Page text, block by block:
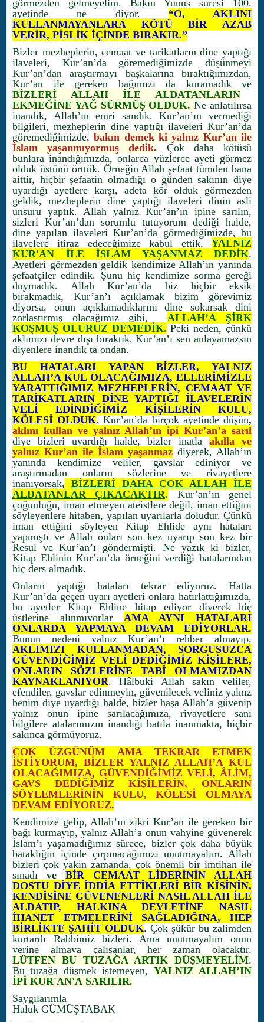
görmezden gelmeyelim. Bakın Yunus suresi 100.
ayetinde ne diyor. “O, AKLINI
KULLANMAYANLARA KÖTÜ BİR AZAB
VERİR, PİSLİK İÇİNDE BIRAKIR.”
Bizler mezheplerin, cemaat ve tarikatların dine yaptığı
ilaveleri, Kur’an’da göremediğimizde düşünmeyi
Kur’an’dan araştırmayı başkalarına bıraktığımızdan,
Kur’an ile gereken bağımızı da kuramadık ve
BİZLERİ ALLAH İLE ALDATANLARIN
EKMEĞİNE YAĞ SÜRMÜŞ OLDUK.Ne anlatılırsa
inandık, Allah’ın emri sandık. Kur’an’ın vermediği
bilgileri, mezheplerin dine yaptığı ilaveleri Kur’an’da
göremediğimizde,bakın demek ki yalnız Kur’an ile
İslam yaşanmıyormuş dedik. Çok daha kötüsü
bunlara inandığımızda, onlarca yüzlerce ayeti görmez
olduk üstünü örttük. Örneğin Allah şefaat tümden bana
aittir, hiçbir şefaatin olmadığı o günden sakının diye
uyardığı ayetlere karşı, adeta kör olduk görmezden
geldik, mezheplerin dine yaptığı ilaveleri dinin asli
unsuru yaptık. Allah yalnız Kur’an’ın ipine sarılın,
sizleri Kur’an’dan sorumlu tutuyorum dediği halde,
dine yapılan ilaveleri Kur’an’da görmediğimizde, bu
ilavelere itiraz edeceğimize kabul ettik, YALNIZ
KUR'AN İLE İSLAM YAŞANMAZ DEDİK.
Ayetleri görmezden geldik kendimize Allah’ın yanında
şefaatçiler edindik. Şunu hiç kendimize sorma gereği
duymadık. Allah Kur’an’da biz hiçbir eksik
bırakmadık, Kur’an’ı açıklamak bizim görevimiz
diyorsa, onun açıklamadıklarını dine sokarsak dini
zorlaştırmış olacağımız gibi,ALLAH’A ŞİRK
KOŞMUŞ OLURUZ DEMEDİK. Peki neden, çünkü
aklımızı devre dışı bıraktık, Kur’an’ı sen anlayamazsın
diyenlere inandık ta ondan.
BU HATALARI YAPAN BİZLER, YALNIZ
ALLAH’A KUL OLACAĞIMIZA, ELLERİMİZLE
YARATTIĞIMIZ MEZHEPLERİN, CEMAAT VE
TARİKATLARIN DİNE YAPTIĞI İLAVELERİN
VELİ EDİNDİĞİMİZ KİŞİLERİN KULU,
KÖLESİ OLDUK. Kur’an’da birçok ayetinde düşün,
aklını kullan ve yalnız Allah’ın ipi Kur’an’a sarıl
diye bizleri uyardığı halde, bizler inatla akılla ve
yalnız Kur’an ile İslam yaşanmaz diyerek, Allah’ın
yanında kendimize veliler, gavslar ediniyor ve
araştırmadan onların sözlerine ve rivayetlere
inanıyorsak, BİZLERİ DAHA ÇOK ALLAH İLE
ALDATANLAR ÇIKACAKTIR.
Kur’an’ın genel
çoğunluğu, iman etmeyen ateistlere değil, iman ettiğini
söyleyenlere hitaben, yapılan uyarılarla doludur. Çünkü
iman ettiğini söyleyen Kitap Ehlide aynı hataları
yapmıştı ve Allah onları son kez uyarıp son kez bir
Resul ve Kur’an’ı göndermişti. Ne yazık ki bizler,
Kitap Ehlinin Kur’an’da örneğini verdiği hatalarından
hiç ders almadık.
Onların yaptığı hataları tekrar ediyoruz. Hatta
Kur’an’da geçen uyarı ayetleri onlara hatırlattığımızda,
bu ayetler Kitap Ehline hitap ediyor diyerek hiç
üstlerine alınmıyorlar AMA AYNI HATALARI
ONLARDA YAPMAYA DEVAM EDİYORLAR.
Bunun nedeni yalnız Kur’an’ı rehber almayıp,
AKLIMIZI KULLANMADAN, SORGUSUZCA
GÜVENDİĞİMİZ VELİ DEDİĞİMİZ KİŞİLERE,
ONLARIN SÖZLERİNE TABİ OLMAMIZDAN
KAYNAKLANIYOR. Hâlbuki Allah sakın veliler,
efendiler, gavslar edinmeyin, güvenilecek veliniz yalnız
benim diye uyardığı halde, bizler haşa Allah’a güvenip
yalnız onun ipine sarılacağımıza, rivayetlere sanı
bilgilere atalarımızın inandığı batıla inanmakta, hiçbir
sakınca görmüyoruz.
ÇOK ÜZGÜNÜM AMA TEKRAR ETMEK
İSTİYORUM, BİZLER YALNIZ ALLAH’A KUL
OLACAĞIMIZA, GÜVENDİĞİMİZ VELİ, ÂLİM,
GAVS DEDİĞİMİZ KİŞİLERİN, ONLARIN
SÖYLEMLERİNİN KULU, KÖLESİ OLMAYA
DEVAM EDİYORUZ.
Kendimize gelip, Allah’ın zikri Kur’an ile gereken bir
bağı kurmayıp, yalnız Allah’a onun vahyine güvenerek
İslam’ı yaşamadığımız sürece, bizler çok daha büyük
bataklığın içinde çırpınacağımızı unutmayalım. Allah
bizleri çok yakın zamanda, çok önemli bir imtihan ile
sınadı ve BİR CEMAAT LİDERİNİN ALLAH
DOSTU DİYE İDDİA ETTİKLERİ BİR KİŞİNİN,
KENDİSİNE GÜVENENLERİ NASIL ALLAH İLE
ALDATIP, HALKINA DEVLETİNE NASIL
İHANET ETMELERİNİ SAĞLADIĞINA, HEP
BİRLİKTE ŞAHİT OLDUK. Çok şükür bu zalimden
kurtardı Rabbimiz bizleri. Ama unutmayalım onun
yerine almaya çalışanlar, her zaman olacaktır.
LÜTFEN BU TUZAĞA ARTIK DÜŞMEYELİM.
Bu tuzağa düşmek istemeyen, YALNIZ ALLAH’IN
İPİ KUR'AN'A SARILIR.
Saygılarımla
Haluk GÜMÜŞTABAK